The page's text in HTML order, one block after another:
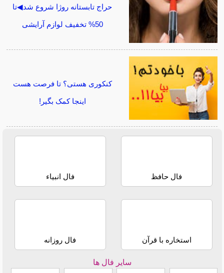
حراج تابستانه روژا شروع شد◀تا
50% تخفیف لوازم آرایشی
کنکوری هستی؟ تا فرصت هست
اینجا کمک بگیر!
فال حافظ فال انبیاء
استخاره با قرآن فال روزانه
سایر فال ها